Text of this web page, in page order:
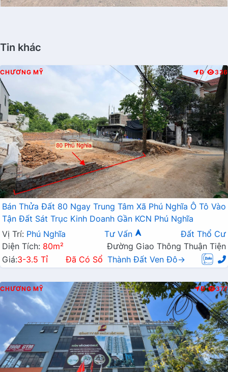
Tin khác
CHƯƠNG MỸ Đ 336
Bán Thửa Đất 80 Ngay Trung Tâm Xã Phú Nghĩa Ô Tô Vào
Tận Đất Sát Trục Kinh Doanh Gần KCN Phú Nghĩa
Vị Trí: Phú Nghĩa Tư Vấn
Đất Thổ Cư
Diện Tích: 80m²
Đường Giao Thông Thuận Tiện
Giá:3-3.5 Tỉ Đã Có Sổ Thành Đất Ven Đô→
CHƯƠNG MỸ Đ 377